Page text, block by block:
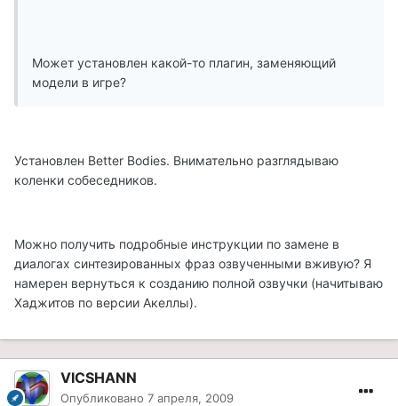
Может установлен какой-то плагин, заменяющий
модели в игре?
Установлен Better Bodies. Внимательно разглядываю
коленки собеседников.
Можно получить подробные инструкции по замене в
диалогах синтезированных фраз озвученными вживую? Я
намерен вернуться к созданию полной озвучки (начитываю
Хаджитов по версии Акеллы).
VICSHANN
Опубликовано 7 апреля, 2009